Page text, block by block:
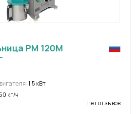
РМ 120М
1.5 кВт
50 кг/ч
Нет отзывов